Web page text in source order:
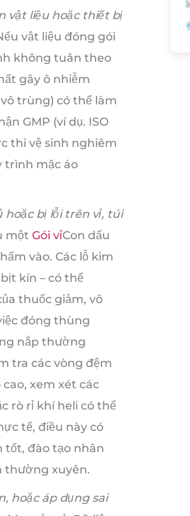
vật liệu hoặc thiết bị
vật liệu đóng gói
không tuân theo
gây ô nhiễm
trùng) có thể làm
GMP (ví dụ. ISO
thi vệ sinh nghiêm
trình mặc áo
hoặc bị lỗi trên vỉ, túi
một Gói vỉCon dấu
vào. Các lỗ kim
kín – có thể
thuốc giảm, vô
đóng thùng
nắp thường
tra các vòng đệm
xem xét các
rò rỉ khí heli có thể
tế, điều này có
tốt, đào tạo nhân
thường xuyên.
hoặc áp dụng sai